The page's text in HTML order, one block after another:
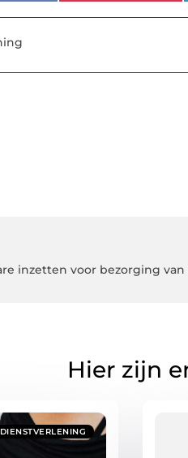
inzetten voor bezorging
Hier zijn